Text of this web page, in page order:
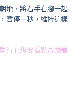
地，將右手右腳一起
暫停一秒，維持這樣
行」想要看影片跟著